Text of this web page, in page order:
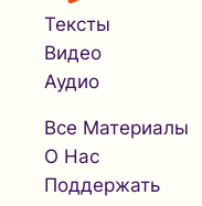
Тексты
Видео
Аудио
Все Материалы
О Нас
Поддержать